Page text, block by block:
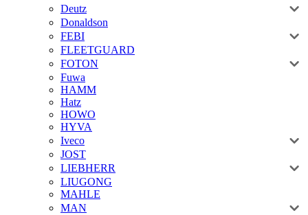
Deutz
Donaldson
FEBI
FLEETGUARD
FOTON
Fuwa
HAMM
Hatz
HOWO
HYVA
Iveco
JOST
LIEBHERR
LIUGONG
MAHLE
MAN